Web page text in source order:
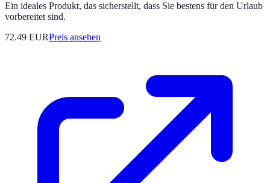
Ein ideales Produkt, das sicherstellt, dass Sie bestens für den Urlaub
vorbereitet sind.
72.49 EURPreis ansehen